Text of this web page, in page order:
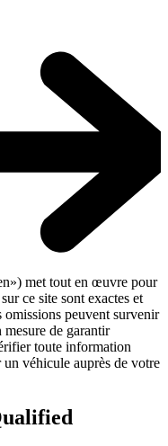
met tout en œuvre pour
ce site sont exactes et
omissions peuvent survenir
mesure de garantir
toute information
véhicule auprès de votre